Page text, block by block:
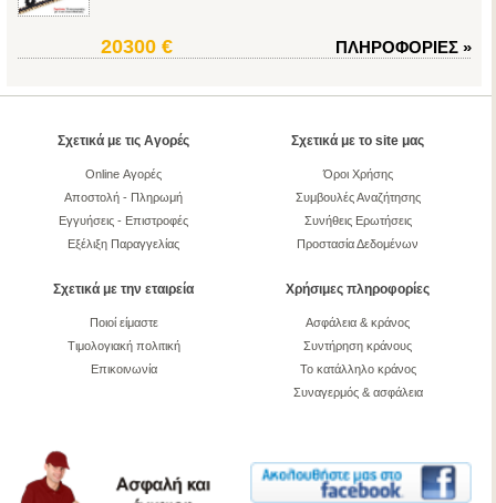
20300 € ΠΛΗΡΟΦΟΡΙΕΣ »
Σχετικά με τις Αγορές
Online Αγορές
Αποστολή - Πληρωμή
Εγγυήσεις - Επιστροφές
Εξέλιξη Παραγγελίας
Σχετικά με το site μας
Όροι Χρήσης
Συμβουλές Αναζήτησης
Συνήθεις Ερωτήσεις
Προστασία Δεδομένων
Σχετικά με την εταιρεία
Ποιοί είμαστε
Τιμολογιακή πολιτική
Επικοινωνία
Χρήσιμες πληροφορίες
Ασφάλεια & κράνος
Συντήρηση κράνους
Το κατάλληλο κράνος
Συναγερμός & ασφάλεια